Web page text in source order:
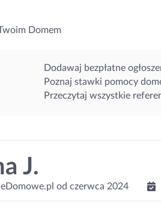
Domem
Dodawaj bezpłatne
Poznaj stawki pomocy
Przeczytaj wszystkie
J.
od czerwca 2024